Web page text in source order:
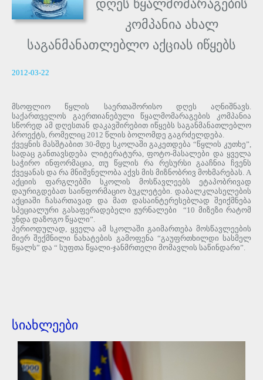
დღეს წყალმომარაგების
კომპანია ახალ
საგანმანათლებლო აქციას იწყებს
2012-03-22
მსოფლიო წყლის საერთაშორისო დღეს აღნიშნავს.
საქართველოს გაერთიანებული წყალმომარაგების კომპანია
სწორედ ამ დღესთან დაკავშირებით იწყებს საგანმანათლებლო
პროექტს, რომელიც 2012 წლის ბოლომდე გაგრძელდება.
ქვეყნის მასშტაბით30-მდე სკოლაში გაკეთდება “წყლის კუთხე”,
სადაც განთავსდება ლიტერატურა,ფოტო-მასალები და ყველა
საჭირო ინფორმაცია,თუ წყლის რა რესურსი გააჩნია ჩვენს
ქვეყანას და რა მნიშვნელობა აქვს მის მიზნობრივ მოხმარებას. A
აქციის ფარგლებში სკოლის მოსწავლეებს ეტაპობრივად
დაურიგდებათ საინფორმაციო ბუკლეტები.დაბალკლასელების
აქციაში ჩასართავად და მათ დასაინტერესებლად შეიქმნება
სპეციალური გასაფერადებელი ჟურნალები
“10 მიზეზი რატომ
უნდა დაზოგო წყალი”.
პერიოდულად, ყველა ამ სკოლაში გაიმართება მოსწავლეების
მიერ შექმნილი ნახატების გამოფენა “გაუფრთხილდი სასმელ
წყალს” და “ სუფთა წყალი-ჯანმრთელი მომავლის საწინდარი”.
სიახლეები